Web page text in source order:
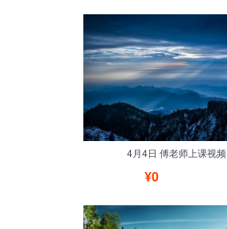
4月4日 傅老师上课视频
¥0